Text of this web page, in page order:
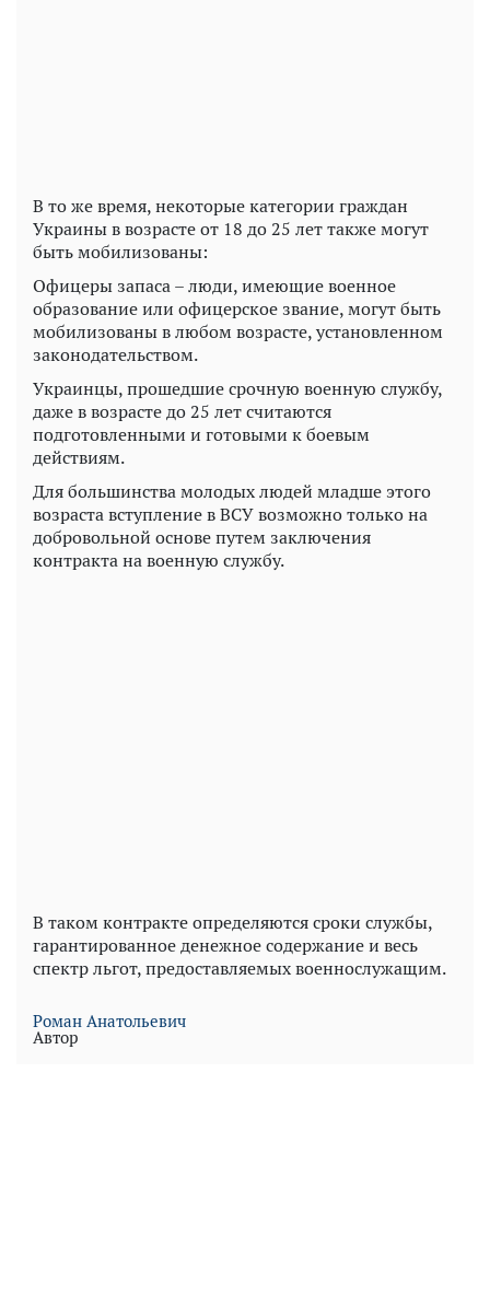
В то же время, некоторые категории граждан
Украины в возрасте от 18 до 25 лет также могут
быть мобилизованы:
Офицеры запаса – люди, имеющие военное
образование или офицерское звание, могут быть
мобилизованы в любом возрасте, установленном
законодательством.
Украинцы, прошедшие срочную военную службу,
даже в возрасте до 25 лет считаются
подготовленными и готовыми к боевым
действиям.
Для большинства молодых людей младше этого
возраста вступление в ВСУ возможно только на
добровольной основе путем заключения
контракта на военную службу.
В таком контракте определяются сроки службы,
гарантированное денежное содержание и весь
спектр льгот, предоставляемых военнослужащим.
Роман Анатольевич
Автор